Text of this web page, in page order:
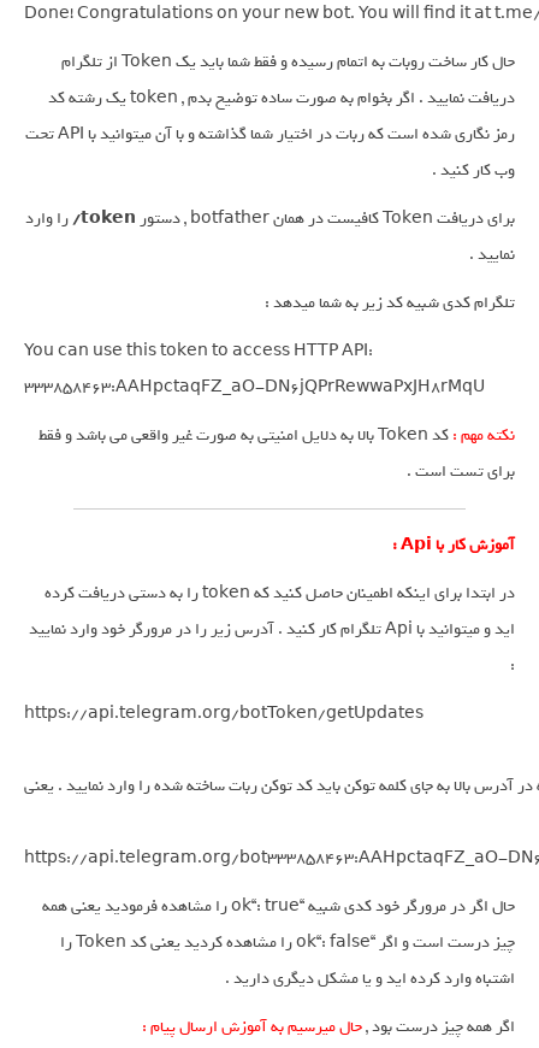
Done! Congratulations on your new bot. You will find it at
حال کار ساخت روبات به اتمام رسیده و فقط شما باید یک Token از تلگرام
دریافت نمایید . اگر بخوام به صورت ساده توضیح بدم , token یک رشته کد
رمز نگاری شده است که ربات در اختیار شما گذاشته و با آن میتوانید با API تحت
وب کار کنید .
برای دریافت Token کافیست در همان botfather , دستور
token/ را وارد
نمایید .
تلگرام کدی شبیه کد زیر به شما میدهد :
You can use this token to access HTTP API:
333858463:AAHpctaqFZ_aO-DN6jQPrRewwaPxJH8rMqU
نکته مهم :
کد Token بالا به دلایل امنیتی به صورت غیر واقعی می باشد و فقط
برای تست است .
آموزش کار با Api :
در ابتدا برای اینکه اطمینان حاصل کنید که token را به دستی دریافت کرده
اید و میتوانید با Api تلگرام کار کنید . آدرس زیر را در مرورگر خود وارد نمایید
:
https://api.telegram.org/botToken/getUpdates
در آدرس بالا به جای کلمه توکن باید کد توکن ربات ساخته شده را وارد نمایید . یعنی :
حال اگر در مرورگر خود کدی شبیه “ ok“: true را مشاهده فرمودید یعنی همه
چیز درست است و اگر “
ok“:
false را مشاهده کردید یعنی کد Token را
اشتباه وارد کرده اید و یا مشکل دیگری دارید .
اگر همه چیز درست بود ,حال میرسیم به آموزش ارسال پیام :